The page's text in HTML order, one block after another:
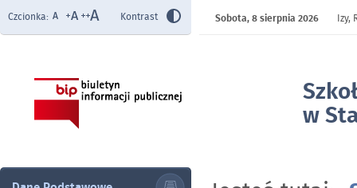
w
Czcionka: Kontrast Sobota,8 sierpnia 2026 Izy,